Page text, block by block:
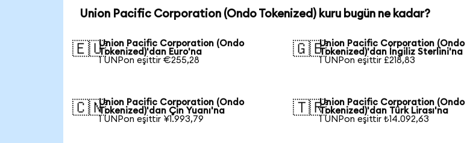
Union Pacific Corporation (Ondo Tokenized) kuru bugün ne kadar?
🇪🇺Union Pacific Corporation (Ondo
Tokenized)'dan Euro'na
1 UNPon eşittir €255,28
🇬🇧Union Pacific Corporation (Ondo
Tokenized)'dan İngiliz Sterlini'na
1 UNPon eşittir £218,83
🇨🇳Union Pacific Corporation (Ondo
Tokenized)'dan Çin Yuanı'na
1 UNPon eşittir ¥1.993,79
🇹🇷Union Pacific Corporation (Ondo
Tokenized)'dan Türk Lirası'na
1 UNPon eşittir ₺14.092,63